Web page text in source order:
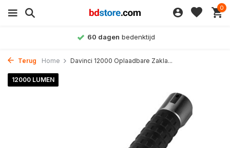
0
60 dagen bedenktijd
Terug Home Davinci 12000 Oplaadbare Zakla...
12000 LUMEN